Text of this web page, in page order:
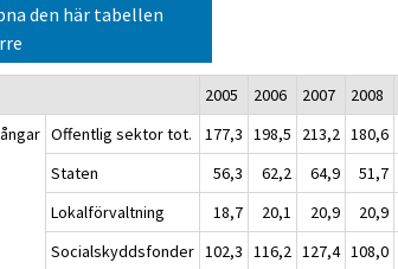
den här tabellen
2005 2006 2007 2008
Offentlig sektor tot. 177,3 198,5 213,2 180,6
Staten
56,3 62,2 64,9 51,7
Lokalförvaltning
18,7 20,1 20,9 20,9
Socialskyddsfonder 102,3 116,2 127,4 108,0